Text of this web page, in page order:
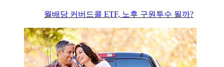
월배당 커버드콜 ETF, 노후 구원투수 될까?